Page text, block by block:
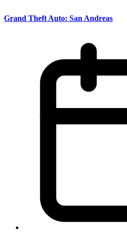
Grand Theft Auto: San Andreas